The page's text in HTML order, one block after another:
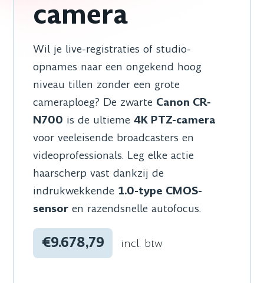
camera
Wil je live-registraties of studio-
opnames naar een ongekend hoog
niveau tillen zonder een grote
cameraploeg? De zwarte Canon CR-
N700 is de ultieme4K PTZ-camera
voor veeleisende broadcasters en
videoprofessionals. Leg elke actie
haarscherp vast dankzij de
indrukwekkende 1.0-type CMOS-
sensor en razendsnelle autofocus.
€9.678,79 incl. btw